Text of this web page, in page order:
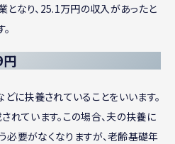
となり、25.1万円の収入があったと
どに扶養されていることをいいます。
れています。この場合、夫の扶養に
必要がなくなりますが、老齢基礎年